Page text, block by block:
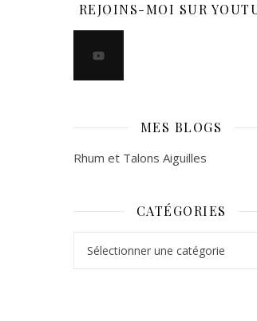
REJOINS-MOI SUR
MES BLOGS
Rhum et Talons Aiguilles
CATÉGORIES